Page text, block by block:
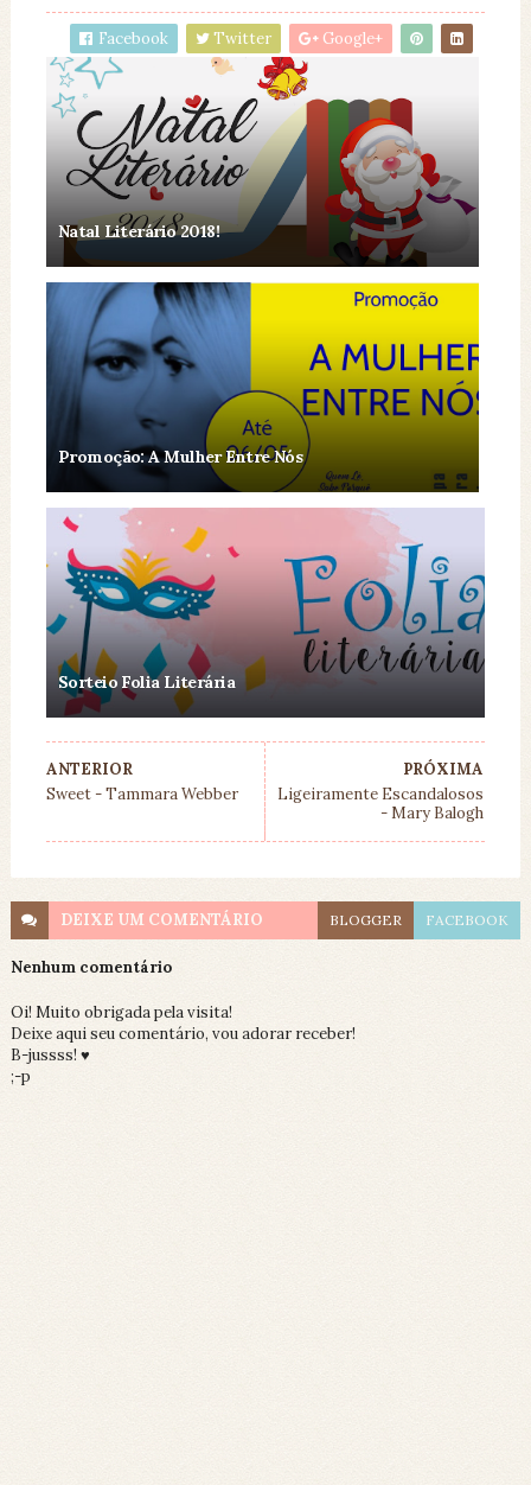
Facebook Twitter Google+
Natal Literário 2018!
Promoção: A Mulher Entre Nós
Sorteio Folia Literária
PRÓXIMA
Ligeiramente Escandalosos
- Mary Balogh
ANTERIOR
Sweet - Tammara Webber
DEIXE UM COMENTÁRIO BLOGGER FACEBOOK
Nenhum comentário
Oi! Muito obrigada pela visita!
Deixe aqui seu comentário, vou adorar receber!
B-jussss! ♥
;-p